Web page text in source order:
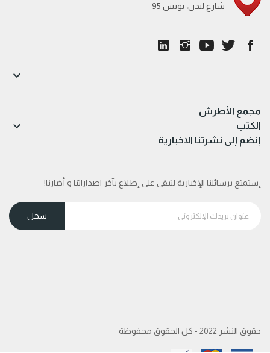
95 شارع لندن، تونس
مجمع الأطرش

الكتب 
إنضم إلى نشرتنا الاخبارية
إستمتع برسائلنا الإخبارية لتبقى على إطلاع بآخر اصداراتنا و أخبارنا!
حقوق النشر 2022 - كل الحقوق محفوظة